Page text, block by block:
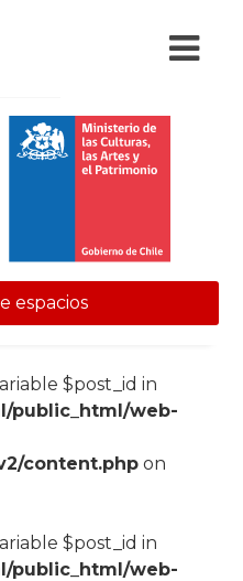
espacios
$post_id in
public_html/web-
content.phpon
$post_id in
public_html/web-